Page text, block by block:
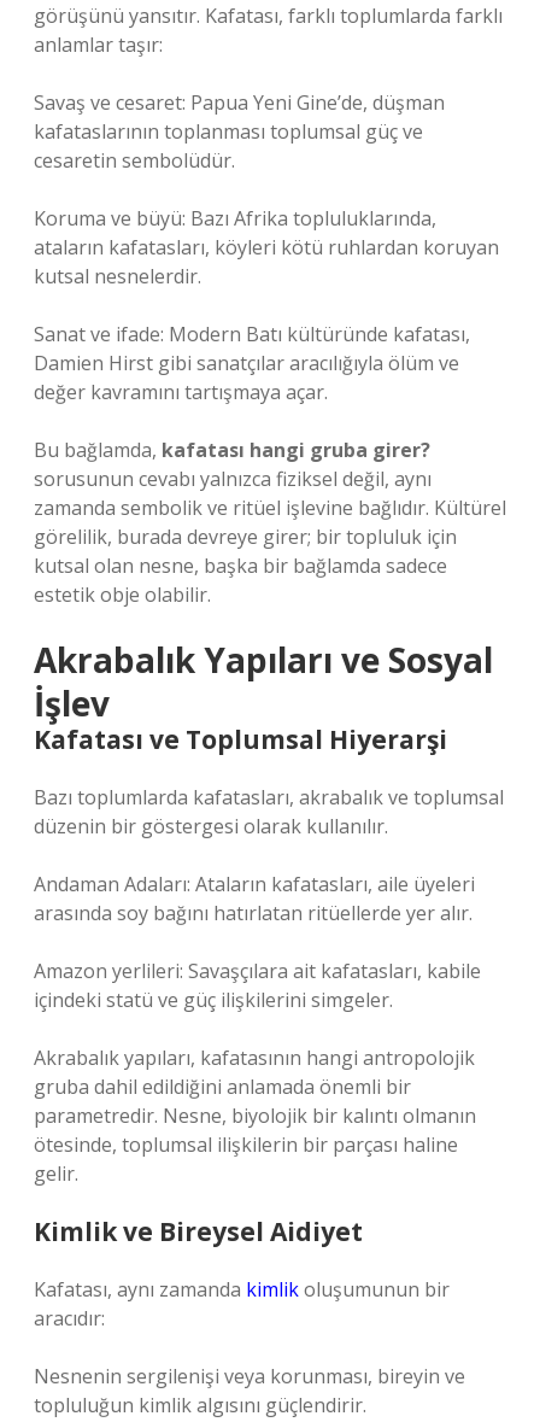
görüşünü yansıtır. Kafatası, farklı toplumlarda farklı
anlamlar taşır:
Savaş ve cesaret: Papua Yeni Gine’de, düşman
kafataslarının toplanması toplumsal güç ve
cesaretin sembolüdür.
Koruma ve büyü: Bazı Afrika topluluklarında,
ataların kafatasları, köyleri kötü ruhlardan koruyan
kutsal nesnelerdir.
Sanat ve ifade: Modern Batı kültüründe kafatası,
Damien Hirst gibi sanatçılar aracılığıyla ölüm ve
değer kavramını tartışmaya açar.
Bu bağlamda, kafatası hangi gruba girer?
sorusunun cevabı yalnızca fiziksel değil, aynı
zamanda sembolik ve ritüel işlevine bağlıdır. Kültürel
görelilik, burada devreye girer; bir topluluk için
kutsal olan nesne, başka bir bağlamda sadece
estetik obje olabilir.
Akrabalık Yapıları ve Sosyal
İşlev
Kafatası ve Toplumsal Hiyerarşi
Bazı toplumlarda kafatasları, akrabalık ve toplumsal
düzenin bir göstergesi olarak kullanılır.
Andaman Adaları: Ataların kafatasları, aile üyeleri
arasında soy bağını hatırlatan ritüellerde yer alır.
Amazon yerlileri: Savaşçılara ait kafatasları, kabile
içindeki statü ve güç ilişkilerini simgeler.
Akrabalık yapıları, kafatasının hangi antropolojik
gruba dahil edildiğini anlamada önemli bir
parametredir. Nesne, biyolojik bir kalıntı olmanın
ötesinde, toplumsal ilişkilerin bir parçası haline
gelir.
Kimlik ve Bireysel Aidiyet
Kafatası, aynı zamanda kimlikoluşumunun bir
aracıdır:
Nesnenin sergilenişi veya korunması, bireyin ve
topluluğun kimlik algısını güçlendirir.